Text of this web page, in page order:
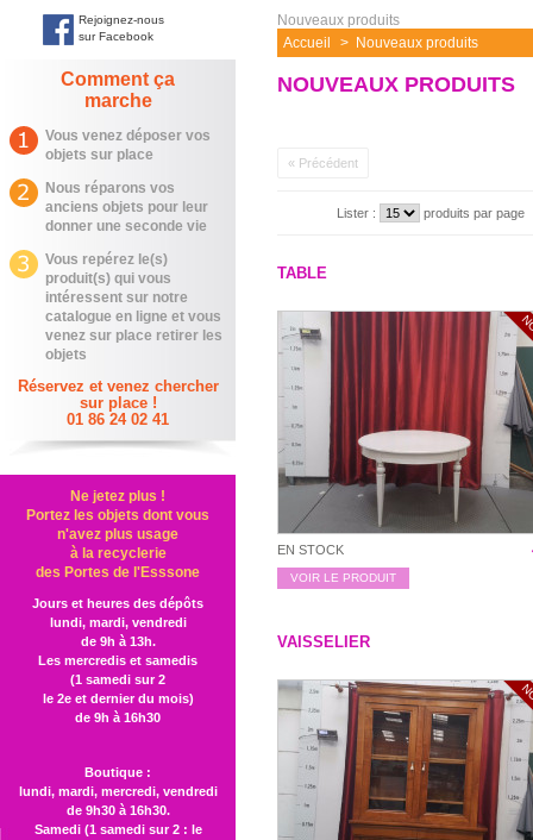
Rejoignez-nous
sur Facebook
Comment ça
marche
Vous venez déposer vos
objets sur place
Nous réparons vos
anciens objets pour leur
donner une seconde vie
Vous repérez le(s)
produit(s) qui vous
intéressent sur notre
catalogue en ligne et vous
venez sur place retirer les
objets
Réservez et venez chercher
sur place !
01 86 24 02 41
Ne jetez plus !
Portez les objets dont vous
n'avez plus usage
à la recyclerie
des Portes de l'Esssone
Jours et heures des dépôts
lundi, mardi, vendredi
de 9h à 13h.
Les mercredis et samedis
(1 samedi sur 2
le 2e et dernier du mois)
de 9h à 16h30
Boutique :
lundi, mardi, mercredi, vendredi
de 9h30 à 16h30.
Samedi (1 samedi sur 2 : le
Nouveaux produits
Accueil
> Nouveaux produits
NOUVEAUX PRODUITS
« Précédent
Lister : produits par page
TABLE
EN STOCK
VOIR LE PRODUIT
VAISSELIER